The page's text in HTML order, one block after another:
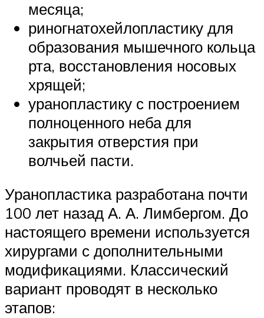
месяца;
риногнатохейлопластику для
образования мышечного кольца
рта, восстановления носовых
хрящей;
уранопластику с построением
полноценного неба для
закрытия отверстия при
волчьей пасти.
Уранопластика разработана почти
100 лет назад А. А. Лимбергом. До
настоящего времени используется
хирургами с дополнительными
модификациями. Классический
вариант проводят в несколько
этапов: